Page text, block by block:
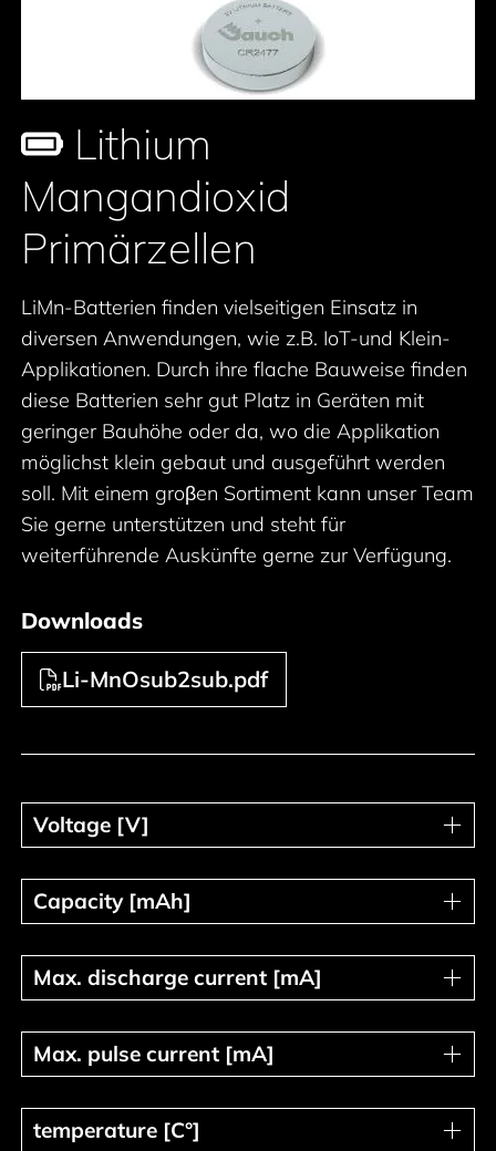
Lithium
Mangandioxid
Primärzellen
LiMn-Batterien finden vielseitigen Einsatz in
diversen Anwendungen, wie z.B. IoT-und Klein-
Applikationen. Durch ihre flache Bauweise finden
diese Batterien sehr gut Platz in Geräten mit
geringer Bauhöhe oder da, wo die Applikation
möglichst klein gebaut und ausgeführt werden
soll. Mit einem groβen Sortiment kann unser Team
Sie gerne unterstützen und steht für
weiterführende Auskünfte gerne zur Verfügung.
Downloads
Li-MnOsub2sub.pdf
Voltage [V]
Voltage [V]
Capacity [mAh]
Capacity [mAh]
Max. discharge current [mA]
Max. discharge current [mA]
Max. pulse current [mA]
Max. pulse current [mA]
temperature [C°]
temperature [C°]